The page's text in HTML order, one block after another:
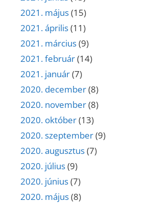
2021. május(15)
2021. április(11)
2021. március(9)
2021. február(14)
2021. január(7)
2020. december(8)
2020. november(8)
2020. október(13)
2020. szeptember(9)
2020. augusztus(7)
2020. július(9)
2020. június(7)
2020. május(8)